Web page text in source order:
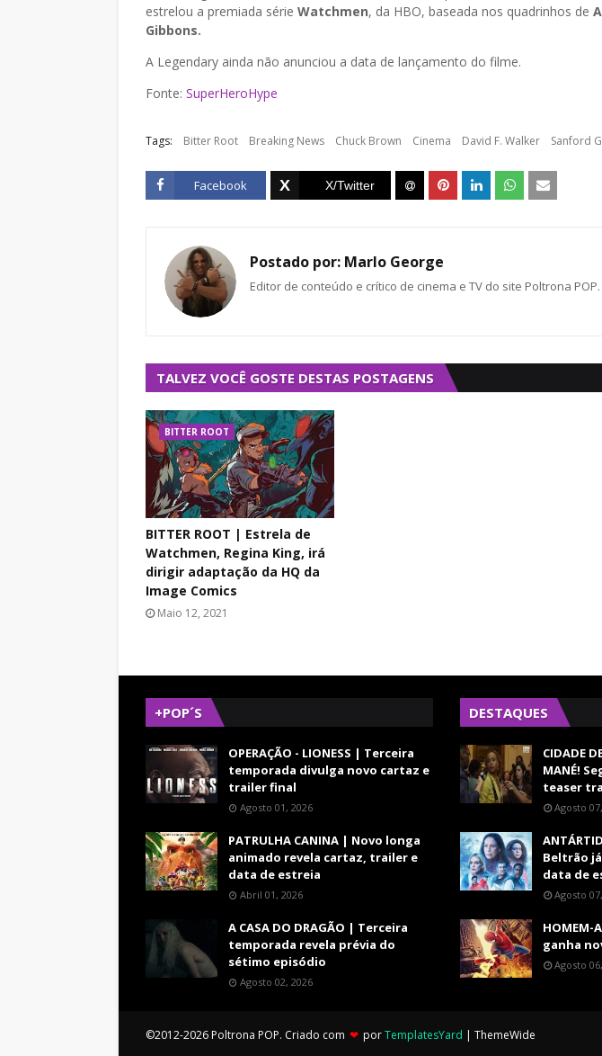
estrelou a premiada série Watchmen, da HBO, baseada nos quadrinhos de
Gibbons.
A Legendary ainda não anunciou a data de lançamento do filme.
Fonte: SuperHeroHype
Tags: Bitter Root Breaking News Chuck Brown Cinema David F. Walker Sanford
Facebook
Postado por: Marlo George
Editor de conteúdo e crítico de cinema e TV do site Poltrona POP.
TALVEZ VOCÊ GOSTE DESTAS POSTAGENS
BITTER ROOT
BITTER ROOT | Estrela de
Watchmen, Regina King, irá
dirigir adaptação da HQ da
Image Comics
Maio 12, 2021
+POP´S
OPERAÇÃO - LIONESS | Terceira
temporada divulga novo cartaz e
trailer final
Agosto 01, 2026
PATRULHA CANINA | Novo longa
animado revela cartaz, trailer e
data de estreia
Abril 01, 2026
A CASA DO DRAGÃO | Terceira
temporada revela prévia do
sétimo episódio
Agosto 02, 2026
DESTAQUES
CIDADE
MANÉ!
teaser
Agosto
Beltrão
data de
Agosto
HOMEM-
ganha
Agosto
©2012-2026 Poltrona POP. Criado com ❤ porTemplatesYard | ThemeWide